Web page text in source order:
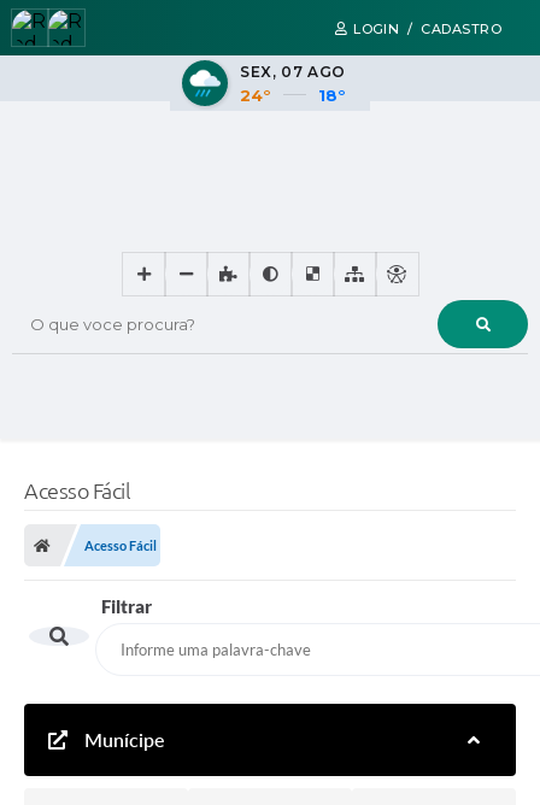
LOGIN / CADASTRO
O que voce procura?
SEX 07 AGO
24° 18°
Acesso Fácil
Acesso Fácil
Filtrar
Munícipe